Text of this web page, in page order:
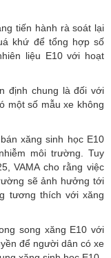
tiến hành rà soát lại
khứ để tổng hợp số
liệu E10 với hoạt
định chung là đối với
một số mẫu xe không
xăng sinh học E10
môi trường. Tuy
VAMA cho rằng việc
sẽ ảnh hưởng tới
tương thích với xăng
song xăng E10 với
để người dân có xe